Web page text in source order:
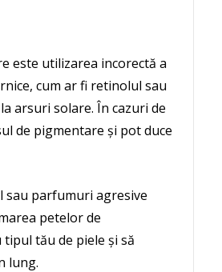
este utilizarea incorectă a
cum ar fi retinolul sau
arsuri solare. În cazuri de
de pigmentare și pot duce
sau parfumuri agresive
petelor de
tău de piele și să
lung.